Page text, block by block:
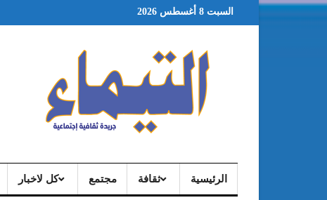
السبت 8 أغسطس 2026
الرئيسية ثقافة مجتمع كل لاخبار